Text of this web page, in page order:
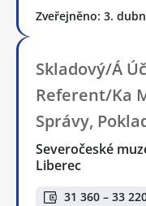
Zveřejněno: 3.
Skladový/Á
Referent/Ka
Správy,
Severočeské
Liberec
31 360 – 33